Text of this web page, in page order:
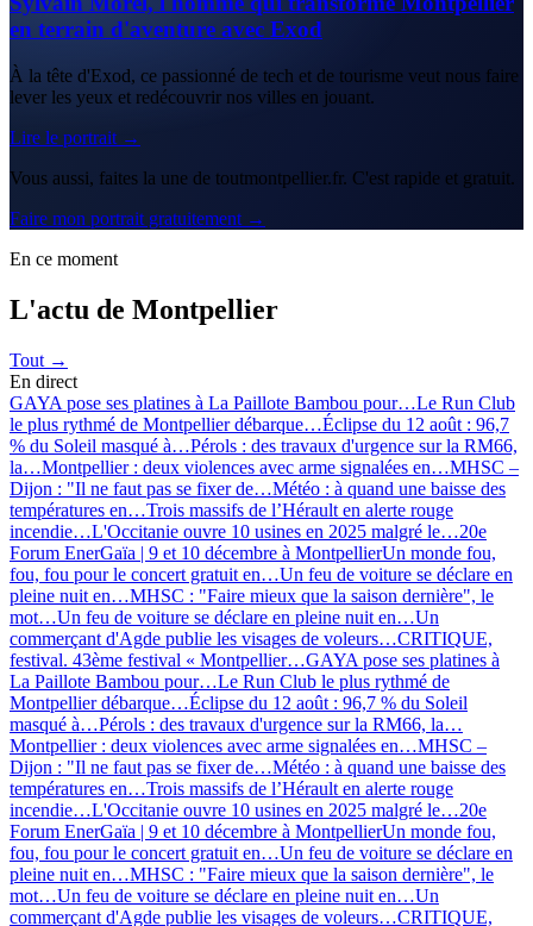
en terrain d'aventure avec Exod
À la tête d'Exod, ce passionné de tech et de tourisme veut nous faire
lever les yeux et redécouvrir nos villes en jouant.
Lire le portrait →
Vous aussi, faites la une de toutmontpellier.fr. C'est rapide et gratuit.
Faire mon portrait gratuitement →
En ce moment
L'actu de Montpellier
Tout →
En direct
GAYA pose ses platines à La Paillote Bambou pour…Le Run Club
le plus rythmé de Montpellier débarque…Éclipse du 12 août : 96,7
% du Soleil masqué à…Pérols : des travaux d'urgence sur la RM66,
la…Montpellier : deux violences avec arme signalées en…MHSC –
Dijon : "Il ne faut pas se fixer de…Météo : à quand une baisse des
températures en…Trois massifs de l’Hérault en alerte rouge
incendie…L'Occitanie ouvre 10 usines en 2025 malgré le…20e
Forum EnerGaïa | 9 et 10 décembre à MontpellierUn monde fou,
fou, fou pour le concert gratuit en…Un feu de voiture se déclare en
pleine nuit en…MHSC : "Faire mieux que la saison dernière", le
mot…Un feu de voiture se déclare en pleine nuit en…Un
commerçant d'Agde publie les visages de voleurs…CRITIQUE,
festival. 43ème festival « Montpellier…GAYA pose ses platines à
La Paillote Bambou pour…Le Run Club le plus rythmé de
Montpellier débarque…Éclipse du 12 août : 96,7 % du Soleil
masqué à…Pérols : des travaux d'urgence sur la RM66, la…
Montpellier : deux violences avec arme signalées en…MHSC –
Dijon : "Il ne faut pas se fixer de…Météo : à quand une baisse des
températures en…Trois massifs de l’Hérault en alerte rouge
incendie…L'Occitanie ouvre 10 usines en 2025 malgré le…20e
Forum EnerGaïa | 9 et 10 décembre à MontpellierUn monde fou,
fou, fou pour le concert gratuit en…Un feu de voiture se déclare en
pleine nuit en…MHSC : "Faire mieux que la saison dernière", le
mot…Un feu de voiture se déclare en pleine nuit en…Un
commerçant d'Agde publie les visages de voleurs…CRITIQUE,